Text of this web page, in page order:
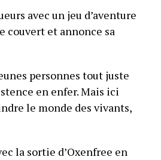
avec un jeu d’aventure
couvert et annonce sa
personnes tout juste
en enfer. Mais ici
le monde des vivants,
la sortie d’Oxenfree en